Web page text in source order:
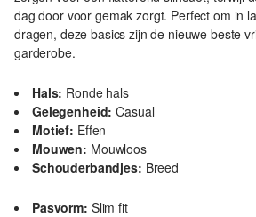
dag door voor gemak zorgt. Perfect om in
dragen, deze basics zijn de nieuwe beste
garderobe.
Hals: Ronde hals
Gelegenheid: Casual
Motief: Effen
Mouwen: Mouwloos
Schouderbandjes: Breed
Pasvorm: Slim fit